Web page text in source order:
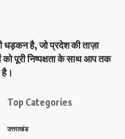
धड़कन है, जो प्रदेश की ताज़ा
पूरी निष्पक्षता के साथ आप तक
है।
Top Categories
उत्तराखंड